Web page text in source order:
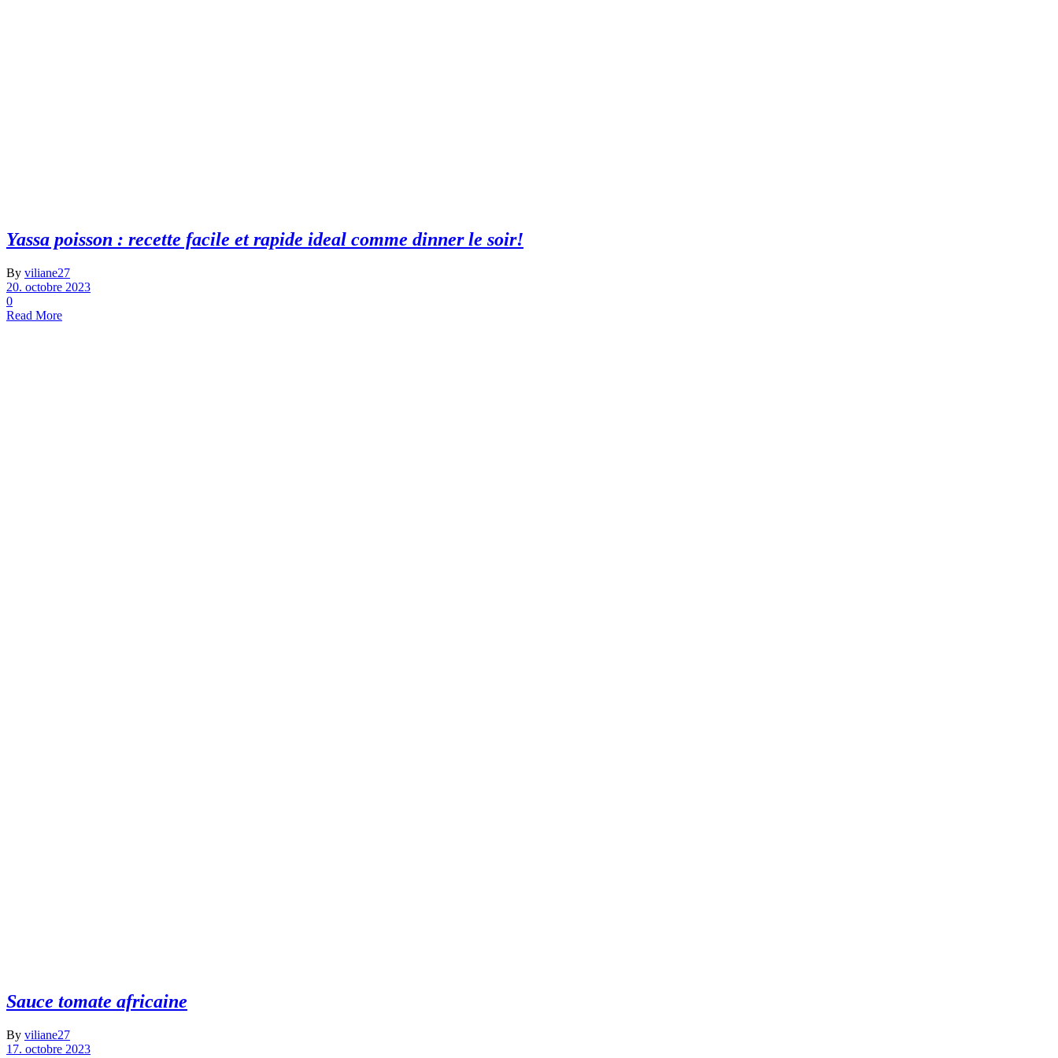
Yassa poisson : recette facile et rapide ideal comme dinner le soir!
By viliane27
20. octobre 2023
0
Read More
Sauce tomate africaine
By viliane27
17. octobre 2023